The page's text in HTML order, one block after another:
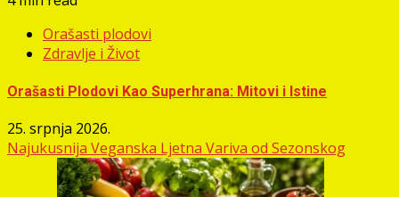
Orašasti plodovi
Zdravlje i Život
Orašasti Plodovi Kao Superhrana: Mitovi i Istine
25. srpnja 2026.
Najukusnija Veganska Ljetna Variva od Sezonskog